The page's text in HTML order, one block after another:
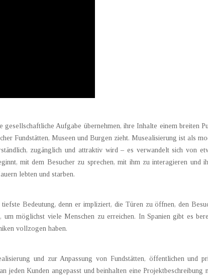
gesellschaftliche Aufgabe übernehmen, ihre Inhalte einem breiten
Fundstätten, Museen und Burgen zieht. Musealisierung ist als
zugänglich und attraktiv wird – es verwandelt sich von
mit dem Besucher zu sprechen, mit ihm zu interagieren und
lebten und starben.
Bedeutung, denn er impliziert, die Türen zu öffnen, den
möglichst viele Menschen zu erreichen. In Spanien gibt es
vollzogen haben.
und zur Anpassung von Fundstätten, öffentlichen und
jeden Kunden angepasst und beinhalten eine